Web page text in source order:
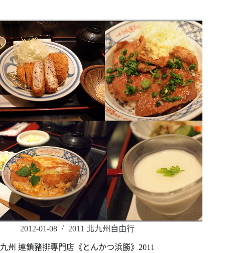
2012-01-08 2011 北九州自由行
九州 連鎖豬排專門店《とんかつ浜勝》2011